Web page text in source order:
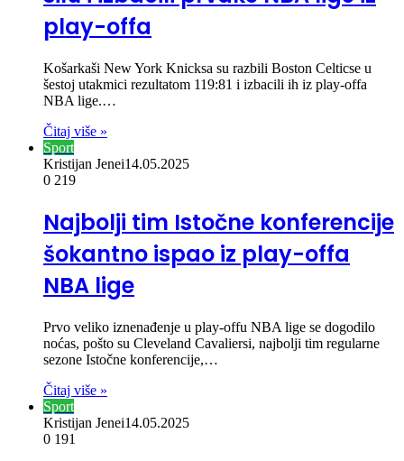
play-offa
Košarkaši New York Knicksa su razbili Boston Celticse u
šestoj utakmici rezultatom 119:81 i izbacili ih iz play-offa
NBA lige.…
Čitaj više »
Sport
Kristijan Jenei14.05.2025
0 219
Najbolji tim Istočne konferencije
šokantno ispao iz play-offa
NBA lige
Prvo veliko iznenađenje u play-offu NBA lige se dogodilo
noćas, pošto su Cleveland Cavaliersi, najbolji tim regularne
sezone Istočne konferencije,…
Čitaj više »
Sport
Kristijan Jenei14.05.2025
0 191